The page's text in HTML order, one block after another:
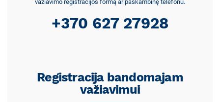
važiavimo registracijos formą ar paskambinę telefonu.
+370 627 27928
Registracija bandomajam
važiavimui